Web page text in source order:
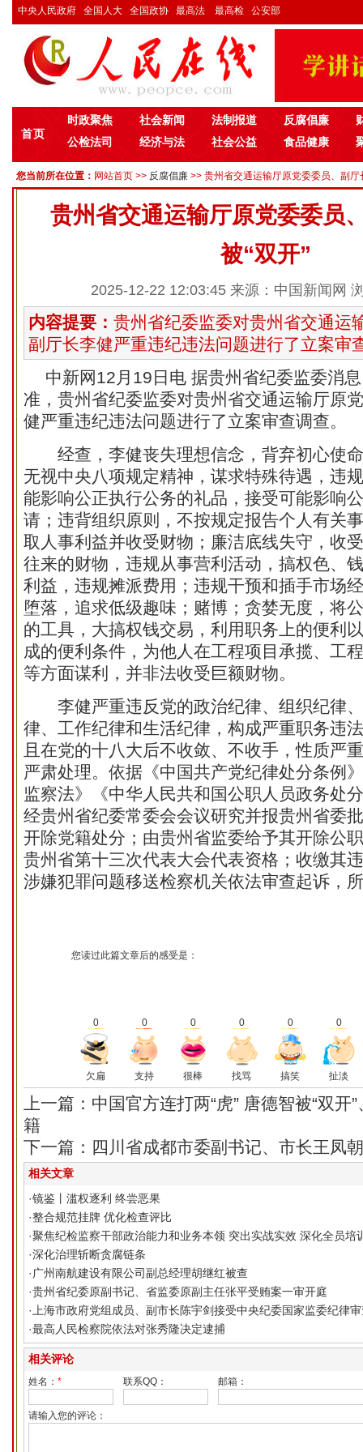
中央人民政府 全国人大 全国政协 最高法 最高检 公安部
首页
时政聚焦 社会新闻 法制报道 反腐倡廉
公检法司
经济与法 社会公益 食品健康
您当前所在位置： 网站首页 >> 反腐倡廉 >> 贵州省交通运输厅原党委委员、副厅
贵州省交通运输厅原党委委员
被“双开”
2025-12-22 12:03:45 来源：中国新闻网
内容提要： 贵州省纪委监委对贵州省交通运
副厅长李健严重违纪违法问题进行了立案审
中新网12月19日电 据贵州省纪委监委消
准，贵州省纪委监委对贵州省交通运输厅原
健严重违纪违法问题进行了立案审查调查。
经查，李健丧失理想信念，背弃初心使命
无视中央八项规定精神，谋求特殊待遇，违
能影响公正执行公务的礼品，接受可能影响
请；违背组织原则，不按规定报告个人有关
取人事利益并收受财物；廉洁底线失守，收
往来的财物，违规从事营利活动，搞权色、
利益，违规摊派费用；违规干预和插手市场
堕落，追求低级趣味；赌博；贪婪无度，将
的工具，大搞权钱交易，利用职务上的便利
成的便利条件，为他人在工程项目承揽、工
等方面谋利，并非法收受巨额财物。
李健严重违反党的政治纪律、组织纪律、
律、工作纪律和生活纪律，构成严重职务违
且在党的十八大后不收敛、不收手，性质严
严肃处理。依据《中国共产党纪律处分条例
监察法》《中华人民共和国公职人员政务处
经贵州省纪委常委会会议研究并报贵州省委
开除党籍处分；由贵州省监委给予其开除公
贵州省第十三次代表大会代表资格；收缴其
涉嫌犯罪问题移送检察机关依法审查起诉，
您读过此篇文章后的感受是：
0 0 0 0 0 0
欠扁 支持 很棒 找骂 搞笑 扯淡
上一篇：中国官方连打两“虎” 唐德智被“双开
籍
下一篇：四川省成都市委副书记、市长王凤
相关文章
·镜鉴丨滥权逐利 终尝恶果
·整合规范挂牌 优化检查评比
·聚焦纪检监察干部政治能力和业务本领 突出实战实效 深化全员培
·深化治理斩断贪腐链条
· 广州南航建设有限公司副总经理胡继红被查
·贵州省纪委原副书记、省监委原副主任张平受贿案一审开庭
· 上海市政府党组成员、副市长陈宇剑接受中央纪委国家监委纪律
·最高人民检察院依法对张秀隆决定逮捕
相关评论
姓名： * 联系QQ： 邮箱：
请输入您的评论：